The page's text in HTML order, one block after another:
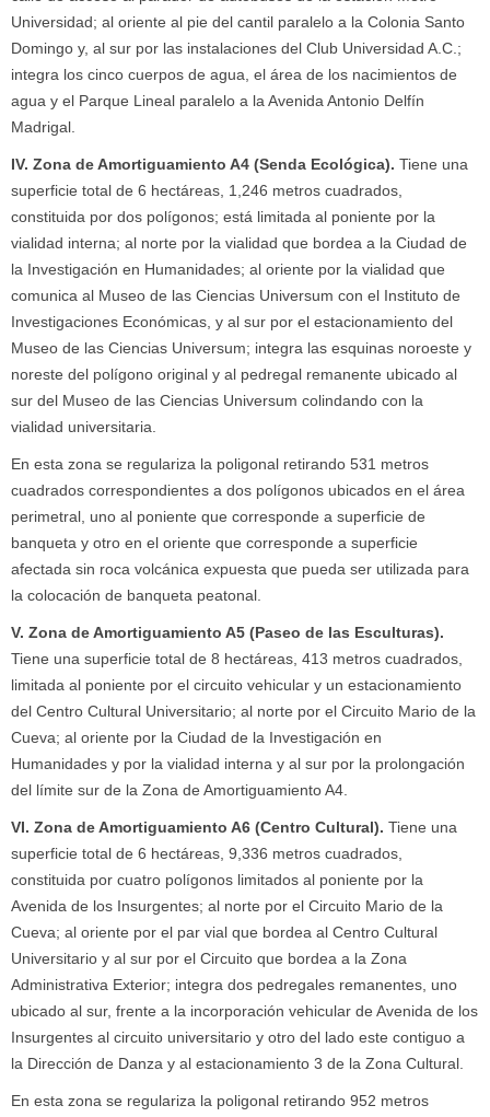
Universidad; al oriente al pie del cantil paralelo a la Colonia Santo
Domingo y, al sur por las instalaciones del Club Universidad A.C.;
integra los cinco cuerpos de agua, el área de los nacimientos de
agua y el Parque Lineal paralelo a la Avenida Antonio Delfín
Madrigal.
IV. Zona de Amortiguamiento A4 (Senda Ecológica). Tiene una
superficie total de 6 hectáreas, 1,246 metros cuadrados,
constituida por dos polígonos; está limitada al poniente por la
vialidad interna; al norte por la vialidad que bordea a la Ciudad de
la Investigación en Humanidades; al oriente por la vialidad que
comunica al Museo de las Ciencias Universum con el Instituto de
Investigaciones Económicas, y al sur por el estacionamiento del
Museo de las Ciencias Universum; integra las esquinas noroeste y
noreste del polígono original y al pedregal remanente ubicado al
sur del Museo de las Ciencias Universum colindando con la
vialidad universitaria.
En esta zona se regulariza la poligonal retirando 531 metros
cuadrados correspondientes a dos polígonos ubicados en el área
perimetral, uno al poniente que corresponde a superficie de
banqueta y otro en el oriente que corresponde a superficie
afectada sin roca volcánica expuesta que pueda ser utilizada para
la colocación de banqueta peatonal.
V. Zona de Amortiguamiento A5 (Paseo de las Esculturas).
Tiene una superficie total de 8 hectáreas, 413 metros cuadrados,
limitada al poniente por el circuito vehicular y un estacionamiento
del Centro Cultural Universitario; al norte por el Circuito Mario de la
Cueva; al oriente por la Ciudad de la Investigación en
Humanidades y por la vialidad interna y al sur por la prolongación
del límite sur de la Zona de Amortiguamiento A4.
VI. Zona de Amortiguamiento A6 (Centro Cultural). Tiene una
superficie total de 6 hectáreas, 9,336 metros cuadrados,
constituida por cuatro polígonos limitados al poniente por la
Avenida de los Insurgentes; al norte por el Circuito Mario de la
Cueva; al oriente por el par vial que bordea al Centro Cultural
Universitario y al sur por el Circuito que bordea a la Zona
Administrativa Exterior; integra dos pedregales remanentes, uno
ubicado al sur, frente a la incorporación vehicular de Avenida de los
Insurgentes al circuito universitario y otro del lado este contiguo a
la Dirección de Danza y al estacionamiento 3 de la Zona Cultural.
En esta zona se regulariza la poligonal retirando 952 metros